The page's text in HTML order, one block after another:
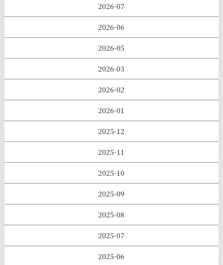
2026-07
2026-06
2026-05
2026-03
2026-02
2026-01
2025-12
2025-11
2025-10
2025-09
2025-08
2025-07
2025-06